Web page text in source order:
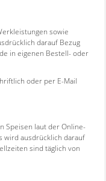
sowie
darauf Bezug
in eigenen Bestell- oder
oder per E-Mail
Speisen laut der Online-
wird ausdrücklich darauf
sind täglich von